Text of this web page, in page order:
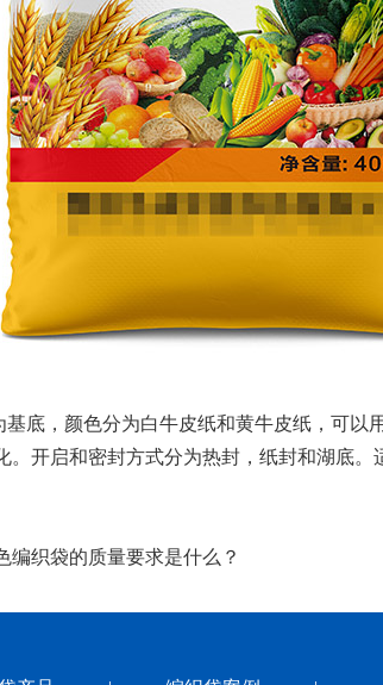
，颜色分为白牛皮纸和黄牛皮纸，可以
。开启和密封方式分为热封，纸封和湖底
编织袋的质量要求是什么？